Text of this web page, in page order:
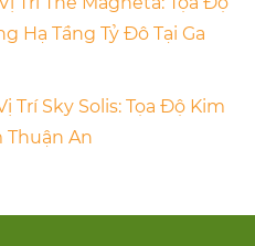
Hạ Tầng Tỷ Đô Tại Ga
Trí Sky Solis: Tọa Độ Kim
Thuận An